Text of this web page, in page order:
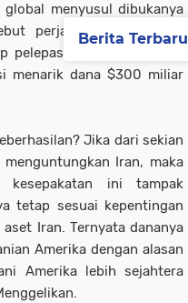
menyusul dibukanya
perjanjian ini sebagai
pelepasan aset Iran yang
menarik dana $300 miliar
Jika dari sekian
Iran, maka
ini tampak
tetap sesuai kepentingan
Iran. Ternyata dananya
Amerika dengan alasan
Amerika lebih sejahtera
Berita Terbaru